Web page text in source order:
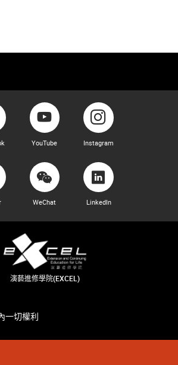
YouTube Instagram
WeChat LinkedIn
演藝進修學院(EXCEL)
一切權利